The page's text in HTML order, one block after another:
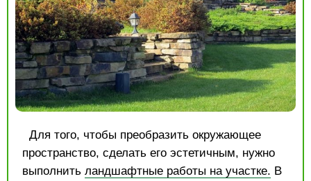
Для того, чтобы преобразить окружающее
пространство, сделать его эстетичным, нужно
выполнить ландшафтные работы на участке. В